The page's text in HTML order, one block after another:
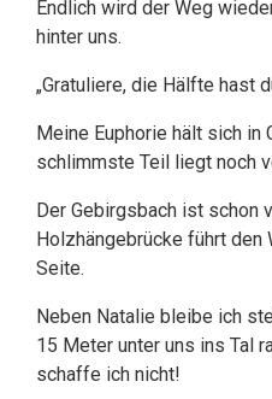
Endlich wird der Weg
hinter uns.
„Gratuliere, die Hälfte hast
Meine Euphorie hält sich in
schlimmste Teil liegt noch
Der Gebirgsbach ist schon
Holzhängebrücke führt den
Seite.
Neben Natalie bleibe ich
15 Meter unter uns ins Tal
schaffe ich nicht!